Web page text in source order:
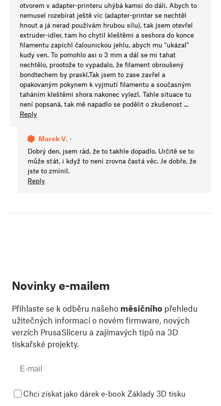
otvorem v adapter-printeru uhýbá kamsi do dáli. Abych to
nemusel rozebírat ještě víc (adapter-printer se nechtěl
hnout a já nerad používám hrubou sílu), tak jsem otevřel
extruder-idler, tam ho chytil kleštěmi a seshora do konce
filamentu zapíchl čalounickou jehlu, abych mu "ukázal"
kudy ven. To pomohlo asi o 3 mm a dál se mi tahat
nechtělo, prootože to vypadalo, že filament obroušený
bondtechem by praskl.Tak jsem to zase zavřel a
opakovaným pokynem k vyjmutí filamentu a současným
taháním kleštěmi shora nakonec vylezl. Tahle situace tu
není popsaná, tak mě napadlo se podělit o zkušenost ...
Reply
Marek V. •
Dobrý den, jsem rád, že to takhle dopadlo. Určitě se to
může stát, i když to není zrovna častá věc. Je dobře, že
jste to zmínil.
Reply
Novinky e-mailem
Přihlaste se k odběru našeho měsíčního přehledu
užitečných informací o novém firmware, nových
verzích PrusaSliceru a zajímavých tipů na 3D
tiskařské projekty.
Chci získat jako dárek e-book Základy 3D tisku